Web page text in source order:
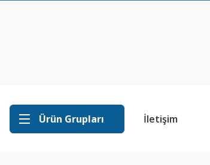
Ürün Grupları İletişim